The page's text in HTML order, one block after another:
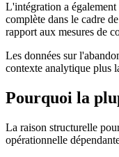
L'intégration a
complète dans le cadre
rapport aux mesures de
Les données sur
contexte analytique plus
Pourquoi la
La raison structurelle
opérationnelle